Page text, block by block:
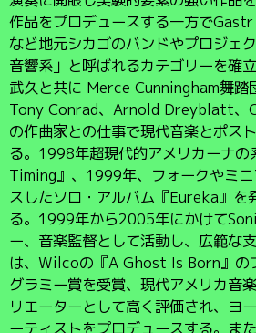
作品をプロデュースする一方で
など地元シカゴのバンドやプロジェ
音響系」と呼ばれるカテゴリーを確
武久と共に Merce Cunningham舞踏
Tony Conrad、Arnold Dreyblatt
の作曲家との仕事で現代音楽とポス
る。1998年超現代的アメリカーナの
Timing』、1999年、フォークやミ
スしたソロ・アルバム『Eureka』を
る。1999年から2005年にかけて
ー、音楽監督として活動し、広範な
は、Wilcoの『A Ghost Is Born』の
グラミー賞を受賞、現代アメリカ音
リエーターとして高く評価され、ヨ
ーティストをプロデュースする。ま